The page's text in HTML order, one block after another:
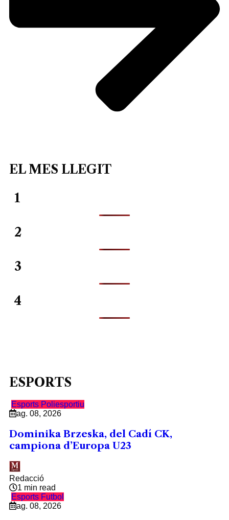
EL MES LLEGIT
1
2
3
4
ESPORTS
Esports Poliesportiu
ag. 08, 2026
Dominika Brzeska, del Cadí CK,
campiona d’Europa U23
Redacció
1 min read
Esports Futbol
ag. 08, 2026